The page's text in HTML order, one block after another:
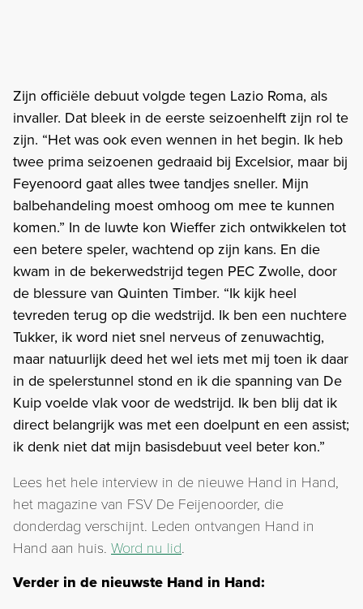
Zijn officiële debuut volgde tegen Lazio Roma, als
invaller. Dat bleek in de eerste seizoenhelft zijn rol te
zijn. “Het was ook even wennen in het begin. Ik heb
twee prima seizoenen gedraaid bij Excelsior, maar bij
Feyenoord gaat alles twee tandjes sneller. Mijn
balbehandeling moest omhoog om mee te kunnen
komen.” In de luwte kon Wieffer zich ontwikkelen tot
een betere speler, wachtend op zijn kans. En die
kwam in de bekerwedstrijd tegen PEC Zwolle, door
de blessure van Quinten Timber. “Ik kijk heel
tevreden terug op die wedstrijd. Ik ben een nuchtere
Tukker, ik word niet snel nerveus of zenuwachtig,
maar natuurlijk deed het wel iets met mij toen ik daar
in de spelerstunnel stond en ik die spanning van De
Kuip voelde vlak voor de wedstrijd. Ik ben blij dat ik
direct belangrijk was met een doelpunt en een assist;
ik denk niet dat mijn basisdebuut veel beter kon.”
Lees het hele interview in de nieuwe Hand in Hand,
het magazine van FSV De Feijenoorder, die
donderdag verschijnt. Leden ontvangen Hand in
Hand aan huis. Word nu lid.
Verder in de nieuwste Hand in Hand: